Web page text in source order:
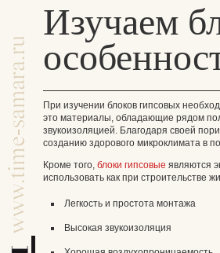
Изучаем
При изучении блоков гипсовых
это материалы, обладающие рядом
звукоизоляцией. Благодаря своей
созданию здорового микроклимата в
Кроме того, блоки гипсовые являются
использовать как при строительстве
Легкость и простота монтажа
Высокая звукоизоляция